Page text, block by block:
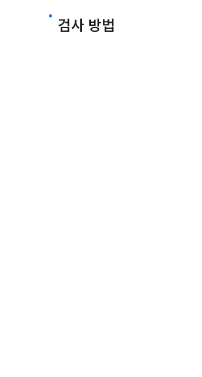
검사 방법